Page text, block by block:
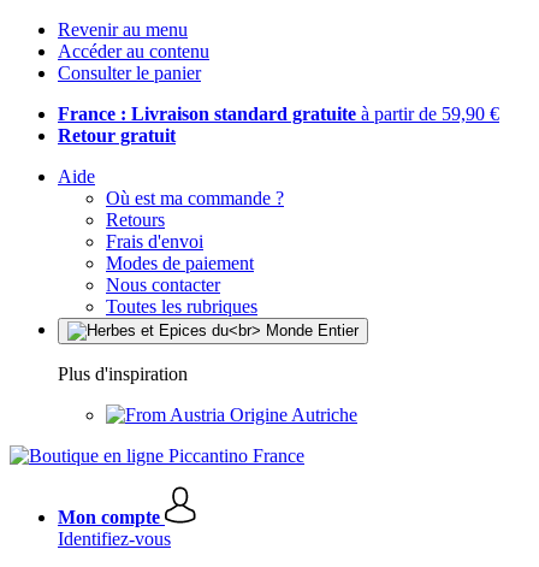
Revenir au menu
Accéder au contenu
Consulter le panier
France : Livraison standard gratuite à partir de 59,90 €
Retour gratuit
Aide
Où est ma commande ?
Retours
Frais d'envoi
Modes de paiement
Nous contacter
Toutes les rubriques
Plus d'inspiration
Origine Autriche
Mon compte
Identifiez-vous